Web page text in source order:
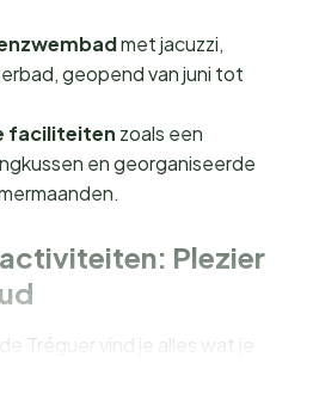
met jacuzzi,
geopend van juni tot
faciliteiten zoals een
en georganiseerde
Plezier
Tréguer vind je alles wat je